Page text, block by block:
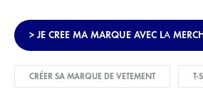
> JE CREE MA MARQUE AVEC LA
CRÉER SA MARQUE DE VETEMENT T-